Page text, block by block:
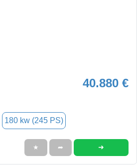
40.880 €
180 kw (245 PS)
★ ➦ ➜